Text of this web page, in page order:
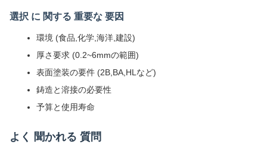
選択 に 関する 重要な 要因
環境 (食品,化学,海洋,建設)
厚さ要求 (0.2~6mmの範囲)
表面塗装の要件 (2B,BA,HLなど)
鋳造と溶接の必要性
予算と使用寿命
よく 聞かれる 質問